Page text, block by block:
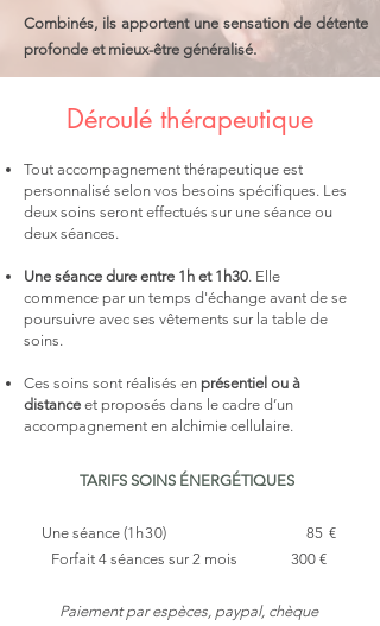
Combinés, ils apportent une sensation de détente
profonde et mieux-être généralisé.​
Déroulé thérapeutique
Tout accompagnement thérapeutique est
personnalisé selon vos besoins spécifiques.​ Les
deux soins seront effectués sur une séance ou
deux séances.
Une séance dure entre 1h et 1h30. Elle
commence par un temps d'échange avant de se
poursuivre avec ses vêtements sur la table de
soins.​
Ces soins sont réalisés en présentiel ou à
distance et proposés dans le cadre d’un
accompagnement en alchimie cellulaire.​
TARIFS SOINS ÉNERGÉTIQUES
Une séance (1h30) 85 €
Forfait 4 séances sur 2 mois 300 €
Paiement parespèces, paypal, chèque